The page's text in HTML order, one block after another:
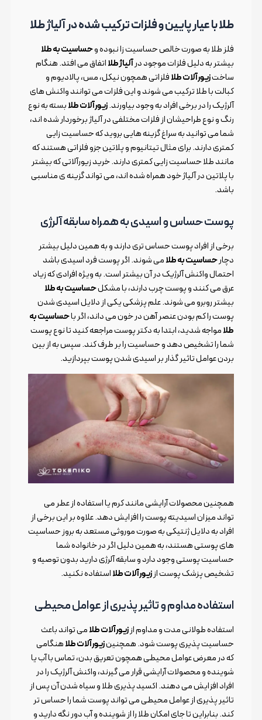
طلا با عیار پایین و فلزات ترکیب شده در آلیاژ طلا
فلز طلا به صورت خالص حساسیت زا نبوده وحساسیت به طلا
بیشتر به دلیل فلزات موجود درآلیاژ طلااتفاق می افتد. هنگام
ساختزیورآلات طلافلزاتی همچون نیکل، مس، پالادیوم و
کبالت با طلا ترکیب می شوند و این فلزات می توانند واکنش های
آلرژیک را در برخی افراد به وجود بیاورند.زیورآلات طلابسته به نوع
رنگ و نوع طراحیشان از فلزات مختلفی در آلیاژ برخوردار شده اند،
شما می توانید به سراغ گزینه هایی بروید که حساسیت زایی
کمتری دارند. برای مثال تیتانیوم و پلاتین جزو فلزاتی هستند که
مانند طلا حساسیت زایی کمتری دارند. خرید زیورآلاتی که بیشتر
با پلاتین در آلیاژ خود همراه شده اند، می تواند گزینه ی مناسبی
باشد.
پوست حساس و اسیدی به همراه سابقه آلرژی
برخی از افراد پوست حساس تری دارند و به همین دلیل بیشتر
دچارحساسیت به طلامی شوند. اگر پوست فرد اسیدی باشد
احتمال واکنش آلرژیک در آن بیشتر است. به ویژه افرادی که زیاد
عرق می کنند و پوست چرب دارند، با مشکلحساسیت به طلا
بیشتر روبرو می شوند. علم پزشکی یکی از دلایل اسیدی شدن
پوست را کم بودن عنصر آهن در خون می داند، اگر باحساسیت به
طلامواجه شدید، ابتدا به دکتر پوست مراجعه کنید تا نوع پوست
شما را تشخیص دهد و حساسیت را بر طرف کند. سپس به از بین
بردن عوامل تاثیر گذار بر اسیدی شدن پوست بپردازید.
همچنین محصولات آرایشی مانند کرم یا استفاده از عطر می
تواند میزان اسیدیته پوست را افزایش دهد. علاوه بر این برخی از
افراد به دلایل ژنتیکی به صورت موروثی مستعد به بروز حساسیت
های پوستی هستند، به همین دلیل اگر در خانواده شما
حساسیت پوستی وجود دارد و سابقه آلرژی دارید بدون توصیه و
تشخیص پزشک پوست اززیورآلات طلااستفاده نکنید.
استفاده مداوم و تاثیر پذیری از عوامل محیطی
استفاده طولانی مدت و مداوم اززیورآلات طلامی تواند باعث
حساسیت پذیری پوست شود. همچنینزیورآلات طلاهنگامی
که در معرض عوامل محیطی همچون تعریق بدن، تماس با آب یا
شوینده و محصولات آرایشی قرار می گیرند، واکنش آلرژیک را در
افراد افزایش می دهند. اکسید پذیری طلا و سیاه شدن آن پس از
تاثیر پذیری از عوامل محیطی می تواند پوست شما را حساس تر
کند. بنابراین تا جای امکان طلا را از شوینده و آب دور نگه دارید و